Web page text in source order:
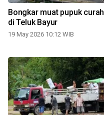
Bongkar muat pupuk curah
di Teluk Bayur
19 May 2026 10:12 WIB